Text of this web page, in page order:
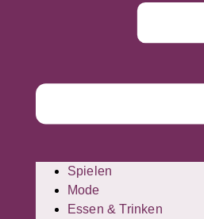
Spielen
Mode
Essen & Trinken